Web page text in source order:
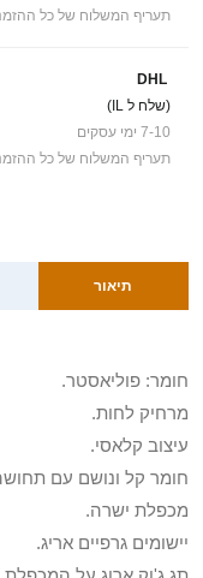
תעריף המשלוח של כל
DHL
(שלח ל IL)
7-10 ימי עסקים
תעריף המשלוח של כל ההזמנות
תיאור
חומר: פוליאסטר.
מרחיק לחות.
עיצוב קלאסי.
חומר קל ונושם עם
מכפלת ישרה.
יישומים גרפיים אריג.